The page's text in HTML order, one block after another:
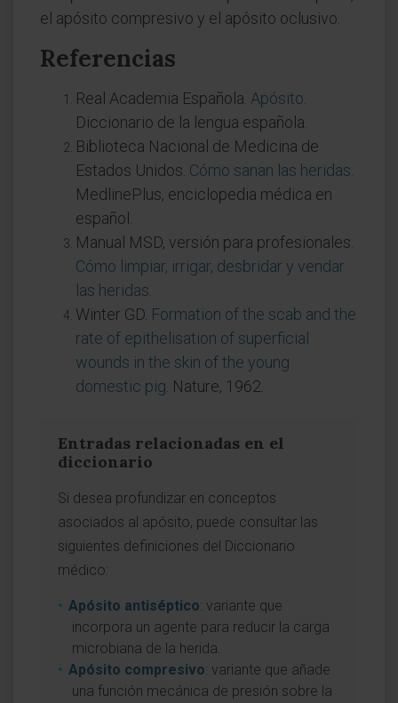
el apósito compresivo y el apósito oclusivo.
Referencias
Real Academia Española. Apósito
Diccionario de la lengua española.
Biblioteca Nacional de Medicina de
Estados Unidos. Cómo sanan las heridas
MedlinePlus, enciclopedia médica en
español.
Manual MSD, versión para profesionales.
Cómo limpiar, irrigar, desbridar y vendar
las heridas
Winter GD. Formation of the scab and the
rate of epithelisation of superficial
wounds in the skin of the young
domestic pig . Nature, 1962.
Entradas relacionadas en el
diccionario
Si desea profundizar en conceptos
asociados al apósito, puede consultar las
siguientes definiciones del Diccionario
médico:
Apósito antiséptico: variante que
incorpora un agente para reducir la carga
microbiana de la herida.
Apósito compresivo: variante que añade
una función mecánica de presión sobre la